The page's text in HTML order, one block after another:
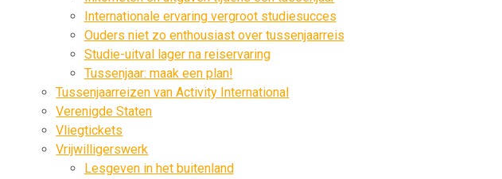
Internationale ervaring vergroot studiesucces
Ouders niet zo enthousiast over tussenjaarreis
Studie-uitval lager na reiservaring
Tussenjaar: maak een plan!
Tussenjaarreizen van Activity International
Verenigde Staten
Vliegtickets
Vrijwilligerswerk
Lesgeven in het buitenland